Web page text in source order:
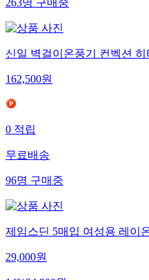
263명구매중
신일 벽걸이온풍기 컨벡션
162,500원
0적립
무료배송
96명구매중
제임스딘 5매입 여성용 레이
29,000원